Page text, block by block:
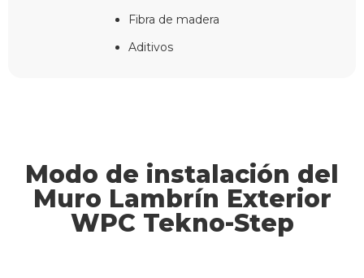
Fibra de madera
Aditivos
Modo de instalación del
Muro Lambrín Exterior
WPC Tekno-Step